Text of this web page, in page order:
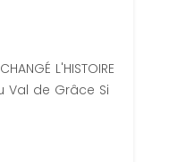
L'HISTOIRE
Val de Grâce Si